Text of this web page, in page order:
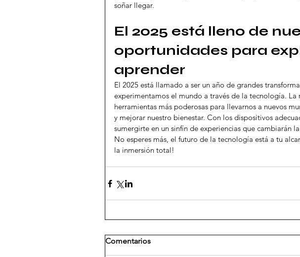
soñar llegar.
El 2025 está lleno de
oportunidades para
aprender
El 2025 está llamado a ser un año de grandes
experimentamos el mundo a través de la tecnología. La
herramientas más poderosas para llevarnos a nuevos
y mejorar nuestro bienestar. Con los dispositivos
sumergirte en un sinfín de experiencias que cambiarán
No esperes más, el futuro de la tecnología está a tu
la inmersión total!
Comentarios